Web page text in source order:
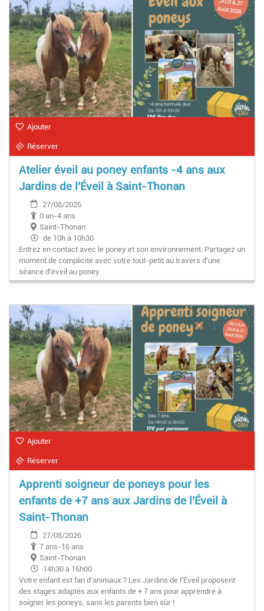
Ajouter
Réserver
Atelier éveil au poney enfants -4 ans aux
Jardins de l'Éveil à Saint-Thonan
27/08/2026
0 an-4 ans
Saint-Thonan
de 10h à 10h30
Entrez en contact avec le poney et son environnement. Partagez un
moment de complicité avec votre tout-petit au travers d'une
séance d'éveil au poney.
Ajouter
Réserver
Apprenti soigneur de poneys pour les
enfants de +7 ans aux Jardins de l'Éveil à
Saint-Thonan
27/08/2026
7 ans-16 ans
Saint-Thonan
14h30 à 16h00
Votre enfant est fan d'animaux ? Les Jardins de l’Éveil proposent
des stages adaptés aux enfants de + 7 ans pour apprendre à
soigner les poneys, sans les parents bien sûr !